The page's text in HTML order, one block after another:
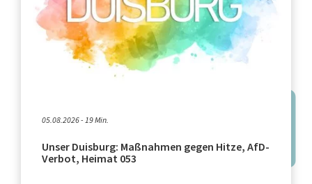
05.08.2026 - 19 Min.
Unser Duisburg: Maßnahmen gegen Hitze, AfD-
Verbot, Heimat 053